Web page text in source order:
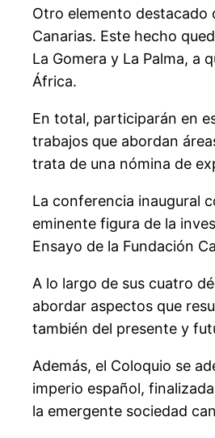
Otro elemento destacado
Canarias. Este hecho
La Gomera y La Palma, a
África.
En total, participarán en
trabajos que abordan
trata de una nómina de
La conferencia inaugural
eminente figura de la
Ensayo de la Fundación
A lo largo de sus cuatro
abordar aspectos que
también del presente y
Además, el Coloquio se
imperio español,
la emergente sociedad